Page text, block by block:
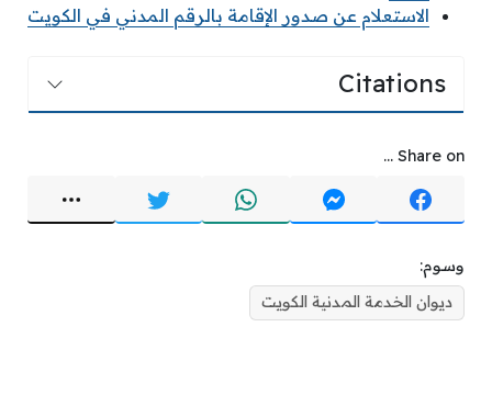
الاستعلام عن صدور الإقامة بالرقم المدني في الكويت
Citations
Share on ...
وسوم:
ديوان الخدمة المدنية الكويت